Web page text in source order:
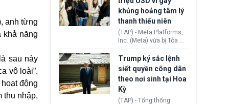
anh từng
khả năng
sau này
vô loài”.
động
thu nhập,
nghệ gần đây từ phía
Washington.
kỳ thỏa thuận nào.
Tehran cho rằng, Hoa Kỳ
chỉ đang dàn dựng “màn
kịch ngoại giao” để xoa
dịu căng thẳng.
khủng hoảng tâm lý
thanh thiếu niên
(TAP) - Meta Platforms,
Inc. (Meta) vừa bị Tòa án
bang New Mexico yêu
cầu đóng góp 567 triệu
USD vào một quỹ khắc
phục hậu quả. Quyết
định này diễn ra sau khi
toà xác định, những nền
tảng mạng xã hội
Trump ký sắc lệnh
siết quyền công dân
theo nơi sinh tại Hoa
Kỳ
(TAP) - Tổng thống